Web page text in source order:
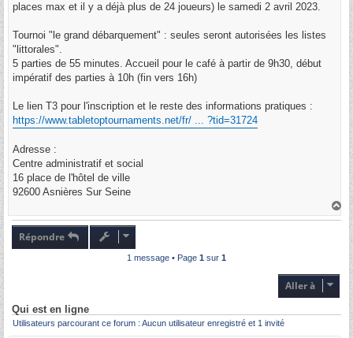
places max et il y a déjà plus de 24 joueurs) le samedi 2 avril 2023.
Tournoi "le grand débarquement" : seules seront autorisées les listes
"littorales".
5 parties de 55 minutes. Accueil pour le café à partir de 9h30, début
impératif des parties à 10h (fin vers 16h)
Le lien T3 pour l'inscription et le reste des informations pratiques :
https://www.tabletoptournaments.net/fr/ ... ?tid=31724
Adresse :
Centre administratif et social
16 place de l'hôtel de ville
92600 Asnières Sur Seine
H
Répondre
1 message • Page 1 sur 1
Aller à
Qui est en ligne
Utilisateurs parcourant ce forum : Aucun utilisateur enregistré et 1 invité